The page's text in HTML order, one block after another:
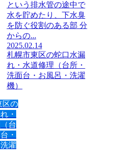
という排水管の途中で
水を貯めたり、下水臭
を防ぐ役割のある部 分
からの...
2025.02.14
札幌市東区の蛇口水漏
れ・水道修理（台所・
洗面台・お風呂・洗濯
機）
区の
・
台
・
濯